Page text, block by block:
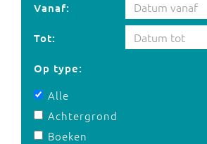
Vanaf:
Tot:
Op type:
Alle
Achtergrond
Boeken